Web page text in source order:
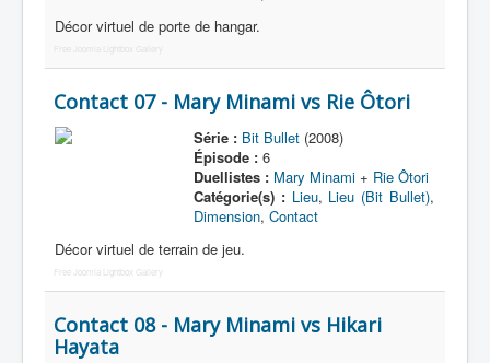
Décor virtuel de porte de hangar.
Contact 07 - Mary Minami vs Rie Ôtori
Série : Bit Bullet(2008)
Épisode :6
Duellistes : Mary Minami+ Rie Ôtori
Catégorie(s) : Lieu, Lieu (Bit Bullet),
Dimension, Contact
Décor virtuel de terrain de jeu.
Free Joomla Lightbox Gallery
Contact 08 - Mary Minami vs Hikari
Hayata